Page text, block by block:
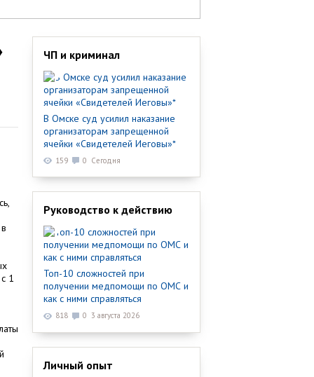
1
ЧП и криминал
В Омске суд усилил наказание
организаторам запрещенной
ячейки «Свидетелей Иеговы»*
159 0 Сегодня
Руководство к действию
Топ-10 сложностей при
получении медпомощи по ОМС и
как с ними справляться
818 0 3 августа 2026
Личный опыт